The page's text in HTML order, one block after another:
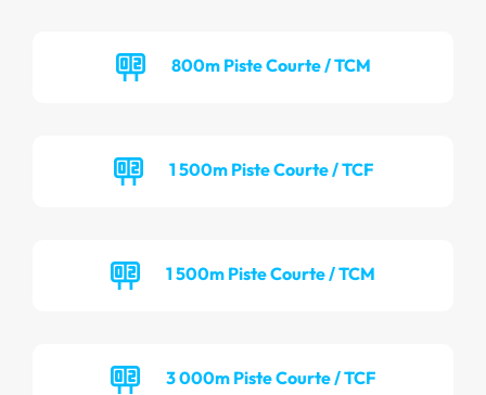
800m Piste Courte / TCM
1 500m Piste Courte / TCF
1 500m Piste Courte / TCM
3 000m Piste Courte / TCF